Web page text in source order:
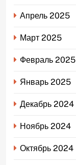
Апрель 2025
Март 2025
Февраль 2025
Январь 2025
Декабрь 2024
Ноябрь 2024
Октябрь 2024